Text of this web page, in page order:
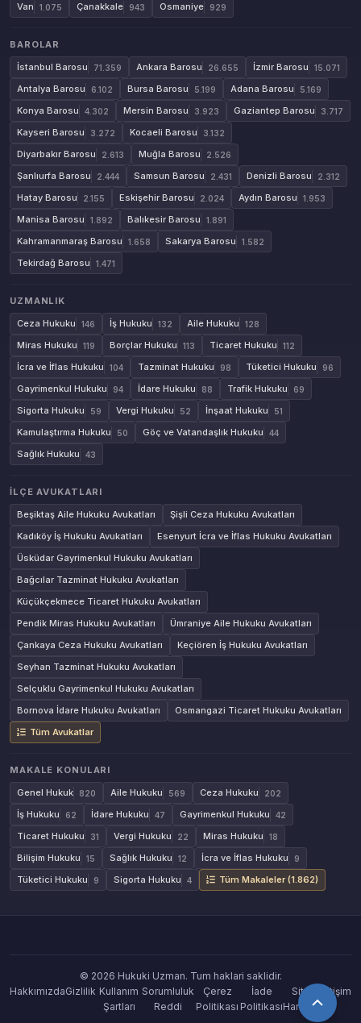
Van 1.075 Çanakkale 943 Osmaniye 929
BAROLAR
İstanbul Barosu
71.359 Ankara Barosu 26.655 İzmir Barosu 15.071
Antalya Barosu 6.102 Bursa Barosu 5.199 Adana Barosu 5.169
Konya Barosu 4.302 Mersin Barosu 3.923 Gaziantep Barosu 3.717
Kayseri Barosu 3.272 Kocaeli Barosu 3.132
Diyarbakır Barosu 2.613 Muğla Barosu 2.526
Şanlıurfa Barosu 2.444 Samsun Barosu 2.431 Denizli Barosu 2.312
Hatay Barosu 2.155 Eskişehir Barosu 2.024 Aydın Barosu 1.953
Manisa Barosu 1.892 Balıkesir Barosu 1.891
Kahramanmaraş Barosu 1.658 Sakarya Barosu 1.582
Tekirdağ Barosu 1.471
UZMANLIK
Ceza Hukuku
146 İş Hukuku 132 Aile Hukuku 128
Miras Hukuku 119 Borçlar Hukuku 113 Ticaret Hukuku 112
İcra ve İflas Hukuku 104 Tazminat Hukuku 98 Tüketici Hukuku 96
Gayrimenkul Hukuku 94 İdare Hukuku 88 Trafik Hukuku 69
Sigorta Hukuku 59 Vergi Hukuku 52 İnşaat Hukuku 51
Kamulaştırma Hukuku 50 Göç ve Vatandaşlık Hukuku 44
Sağlık Hukuku 43
İLÇE AVUKATLARI
Beşiktaş Aile Hukuku Avukatları
Şişli Ceza Hukuku Avukatları
Kadıköy İş Hukuku Avukatları
Esenyurt İcra ve İflas Hukuku Avukatları
Üsküdar Gayrimenkul Hukuku Avukatları
Bağcılar Tazminat Hukuku Avukatları
Küçükçekmece Ticaret Hukuku Avukatları
Pendik Miras Hukuku Avukatları
Ümraniye Aile Hukuku Avukatları
Çankaya Ceza Hukuku Avukatları
Keçiören İş Hukuku Avukatları
Seyhan Tazminat Hukuku Avukatları
Selçuklu Gayrimenkul Hukuku Avukatları
Bornova İdare Hukuku Avukatları
Osmangazi Ticaret Hukuku Avukatları
Tüm Avukatlar
MAKALE KONULARI
Genel Hukuk
820 Aile Hukuku 569 Ceza Hukuku 202
İş Hukuku 62 İdare Hukuku 47 Gayrimenkul Hukuku 42
Ticaret Hukuku 31 Vergi Hukuku 22 Miras Hukuku 18
Bilişim Hukuku 15 Sağlık Hukuku 12 İcra ve İflas Hukuku 9
Tüketici Hukuku 9 Sigorta Hukuku 4 Tüm Makaleler (1.862)
© 2026 Hukuki Uzman. Tum haklari saklidir.
HakkımızdaGizlilik Kullanım
Şartları
Sorumluluk
Reddi
Çerez
Politikası
İade
Politikası
Site
Haritası
İletişim